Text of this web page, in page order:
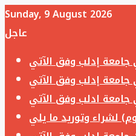
Sunday, 9 August 2026
عاجل